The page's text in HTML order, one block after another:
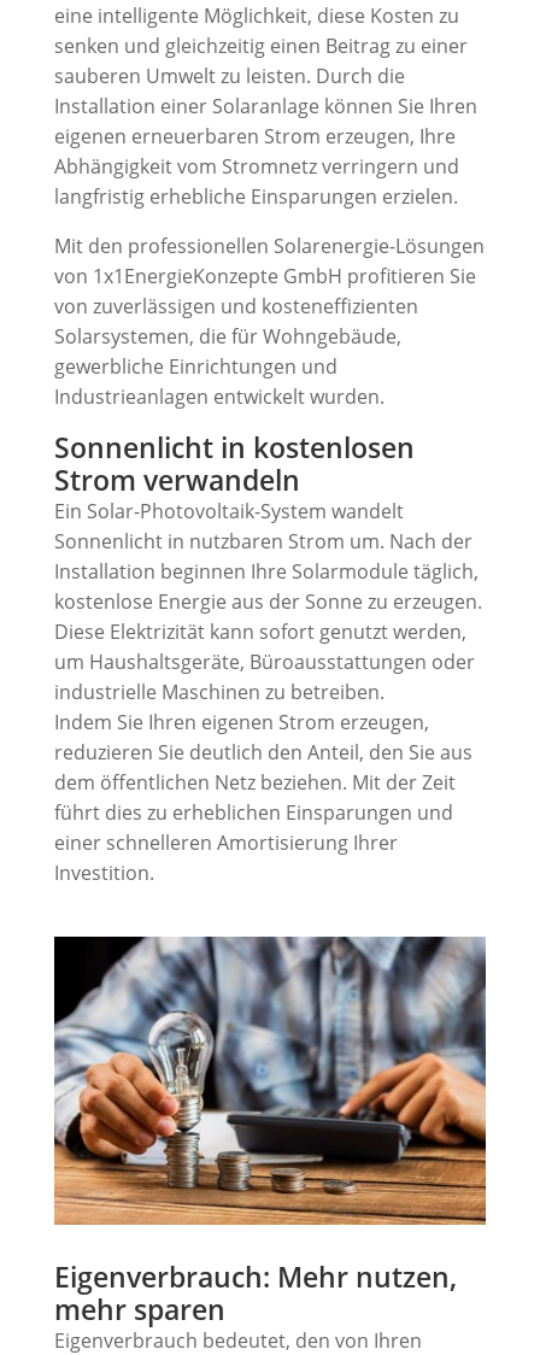
eine intelligente Möglichkeit, diese Kosten zu
senken und gleichzeitig einen Beitrag zu einer
sauberen Umwelt zu leisten. Durch die
Installation einer Solaranlage können Sie Ihren
eigenen erneuerbaren Strom erzeugen, Ihre
Abhängigkeit vom Stromnetz verringern und
langfristig erhebliche Einsparungen erzielen.
Mit den professionellen Solarenergie-Lösungen
von 1x1EnergieKonzepte GmbH profitieren Sie
von zuverlässigen und kosteneffizienten
Solarsystemen, die für Wohngebäude,
gewerbliche Einrichtungen und
Industrieanlagen entwickelt wurden.
Sonnenlicht in kostenlosen
Strom verwandeln
Ein Solar-Photovoltaik-System wandelt
Sonnenlicht in nutzbaren Strom um. Nach der
Installation beginnen Ihre Solarmodule täglich,
kostenlose Energie aus der Sonne zu erzeugen.
Diese Elektrizität kann sofort genutzt werden,
um Haushaltsgeräte, Büroausstattungen oder
industrielle Maschinen zu betreiben.
Indem Sie Ihren eigenen Strom erzeugen,
reduzieren Sie deutlich den Anteil, den Sie aus
dem öffentlichen Netz beziehen. Mit der Zeit
führt dies zu erheblichen Einsparungen und
einer schnelleren Amortisierung Ihrer
Investition.
Eigenverbrauch: Mehr nutzen,
mehr sparen
Eigenverbrauch bedeutet, den von Ihren